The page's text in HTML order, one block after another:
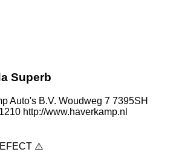
Superb
Auto's B.V. Woudweg 7 7395SH
http://www.haverkamp.nl
⚠️